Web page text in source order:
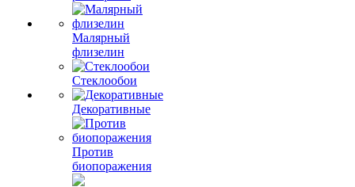
Малярный
флизелин
Стеклообои
Декоративные
Против
биопоражения